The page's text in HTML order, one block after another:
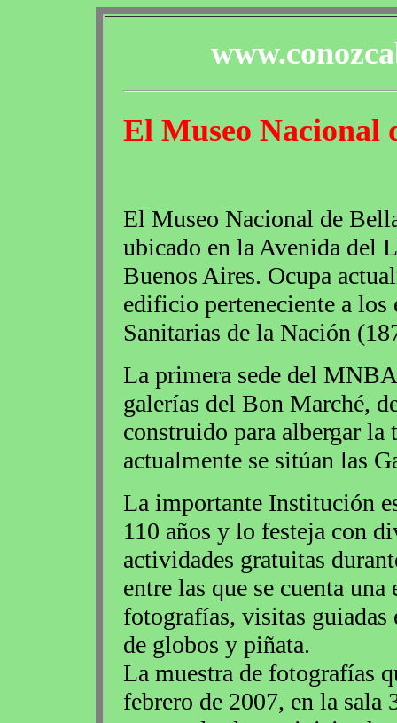
El Museo Nacional
El Museo Nacional de
ubicado en la Avenida del
Buenos Aires. Ocupa
edificio perteneciente a los
Sanitarias de la Nación
La primera sede del
galerías del Bon Marché,
construido para albergar la
actualmente se sitúan las
La importante Institución
110 años y lo festeja con
actividades gratuitas
entre las que se cuenta
fotografías, visitas guiadas
de globos y piñata.
La muestra de fotografías
febrero de 2007, en la